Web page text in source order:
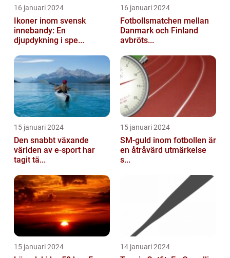
16 januari 2024
Ikoner inom svensk
innebandy: En
djupdykning i spe...
16 januari 2024
Fotbollsmatchen mellan
Danmark och Finland
avbröts...
15 januari 2024
Den snabbt växande
världen av e-sport har
tagit tä...
15 januari 2024
SM-guld inom fotbollen är
en åtråvärd utmärkelse
s...
15 januari 2024 14 januari 2024